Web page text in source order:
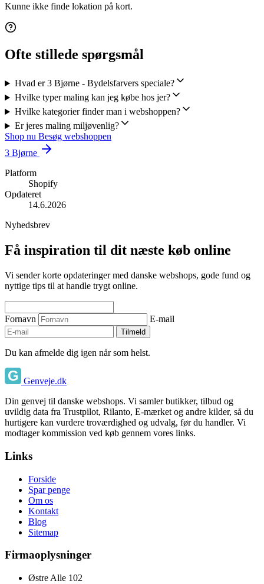
Kunne ikke finde lokation på kort.
Ofte stillede spørgsmål
Hvad er 3 Bjørne - Bydelsfarvers speciale?
Hvilke typer maling kan jeg købe hos jer?
Hvilke kategorier finder man i webshoppen?
Er jeres maling miljøvenlig?
Shop nu Besøg webshoppen
3 Bjørne
Platform
Shopify
Opdateret
14.6.2026
Nyhedsbrev
Få inspiration til dit næste køb online
Vi sender korte opdateringer med danske webshops, gode fund og
nyttige tips til at handle trygt online.
Fornavn E-mail
Tilmeld
Du kan afmelde dig igen når som helst.
Genveje.dk
Din genvej til danske webshops. Vi samler butikker, tilbud og
uvildig data fra Trustpilot, Rilanto, E-mærket og andre kilder, så du
hurtigere kan vurdere troværdighed og udvalg, før du handler. Vi
modtager kommission ved køb gennem vores links.
Links
Forside
Spar penge
Om os
Kontakt
Blog
Sitemap
Firmaoplysninger
Østre Alle 102